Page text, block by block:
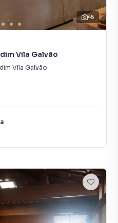
45
Vila Galvão
Vila Galvão